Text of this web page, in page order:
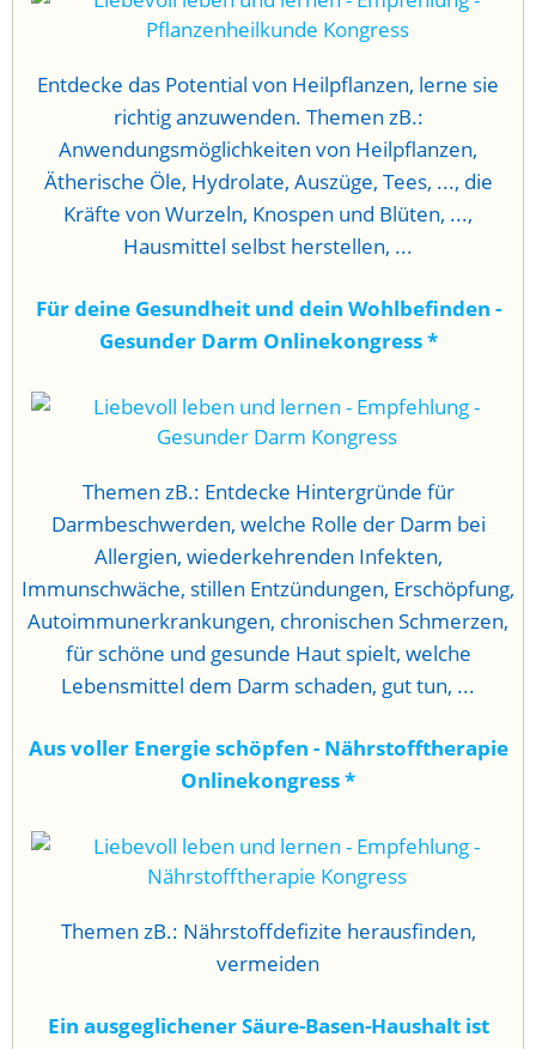
Entdecke das Potential von Heilpflanzen, lerne sie
richtig anzuwenden. Themen zB.:
Anwendungsmöglichkeiten von Heilpflanzen,
Ätherische Öle, Hydrolate, Auszüge, Tees, ..., die
Kräfte von Wurzeln, Knospen und Blüten, ...,
Hausmittel selbst herstellen, ...
Für deine Gesundheit und dein Wohlbefinden -
Gesunder Darm Onlinekongress*
Themen zB.: Entdecke Hintergründe für
Darmbeschwerden, welche Rolle der Darm bei
Allergien, wiederkehrenden Infekten,
Immunschwäche, stillen Entzündungen, Erschöpfung,
Autoimmunerkrankungen, chronischen Schmerzen,
für schöne und gesunde Haut spielt, welche
Lebensmittel dem Darm schaden, gut tun, ...
Aus voller Energie schöpfen - Nährstofftherapie
Onlinekongress*
Themen zB.: Nährstoffdefizite herausfinden,
vermeiden
Ein ausgeglichener Säure-Basen-Haushalt ist